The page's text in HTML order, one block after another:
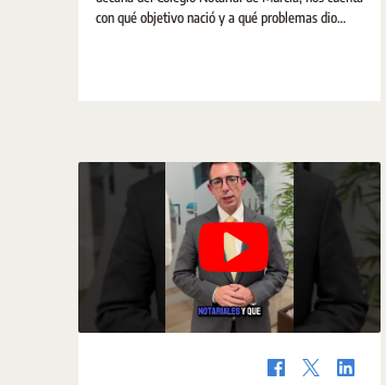
con qué objetivo nació y a qué problemas dio